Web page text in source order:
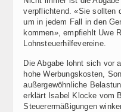
verpflichtend. «Sie sollten
um in jedem Fall in den
kommen», empfiehlt Uwe
Lohnsteuerhilfevereine.
Die Abgabe lohnt sich vor
hohe Werbungskosten,
außergewöhnliche
erklärt Isabel Klocke vom
Steuerermäßigungen